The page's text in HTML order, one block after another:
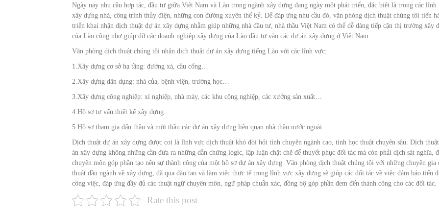
Ngày nay nhu cầu hợp tác, đầu tư giữa Việt Nam và Lào trong ngành xây dựng đang ngày một phát triển, đặc biệt là trong các lĩnh
xây dựng nhà, công trình thủy điện, những con đường xuyên thế kỷ. Để đáp ứng nhu cầu đó, văn phòng dịch thuật chúng tôi tiến
triển khai nhận dịch thuật dự án xây dựng nhằm giúp những nhà đầu tư, nhà thầu Việt Nam có thể dễ dàng tiếp cận thị trường xây
của Lào cũng như giúp đỡ các doanh nghiệp xây dựng của Lào đầu tư vào các dự án xây dựng ở Việt Nam.
Văn phòng dịch thuật chúng tôi nhận dịch thuật dự án xây dựng tiếng Lào với các lĩnh vực:
1.Xây dựng cơ sở hạ tầng: đường xá, cầu cống…
2.Xây dựng dân dụng: nhà của, bệnh viện, trường học…
3.Xây dựng công nghiệp: xí nghiệp, nhà máy, các khu công nghiệp, các xưởng sản xuất…
4.Hồ sơ tư vấn thiết kế xây dựng.
5.Hồ sơ tham gia đấu thầu và mời thầu các dự án xây dựng liên quan nhà thầu nước ngoài.
Dịch thuật dự án xây dựng được coi là lĩnh vực dịch thuật khó đòi hỏi tính chuyên ngành cao, tính học thuật chuyên sâu. Dịch
án xây dựng không những cần đưa ra những dẫn chứng logic, lập luận chặt chẽ để thuyết phục đối tác mà còn phải dịch sát nghĩa,
chuyên môn góp phần tạo nên sự thành công của một hồ sơ dự án xây dựng. Văn phòng dịch thuật chúng tôi với những chuyên gia
thuật đầu ngành về xây dựng, đã qua đào tạo và làm việc thực tế trong lĩnh vực xây dựng sẽ giúp các đối tác về việc đảm bảo tiến
công việc, đáp ứng đầy đủ các thuật ngữ chuyên môn, ngữ pháp chuẩn xác, đồng bộ góp phần đem đến thành công cho các đối tác.
Rate this post